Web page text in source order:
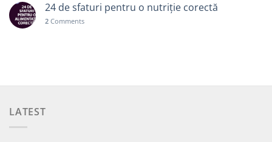
24 de sfaturi pentru o nutriție corectă
2 Comments
LATEST